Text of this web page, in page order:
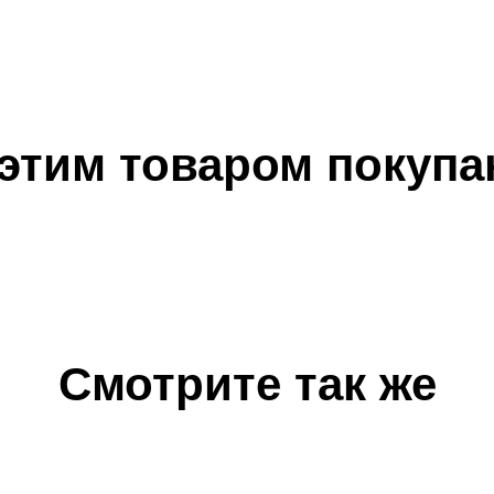
товаром
Смотрите так же